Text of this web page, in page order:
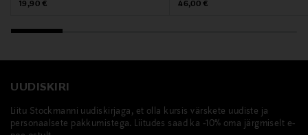
Original Price
19,90 €
Original Price
46,00 €
UUDISKIRI
Liitu Stockmanni uudiskirjaga, et olla kursis värskete uudiste ja
personaalsete pakkumistega. Liitudes saad ka -10% oma järgmiselt e-